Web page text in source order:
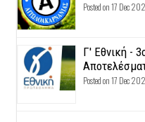
Posted on 17 Dec
Γ' Εθνική -
Posted on 17 Dec